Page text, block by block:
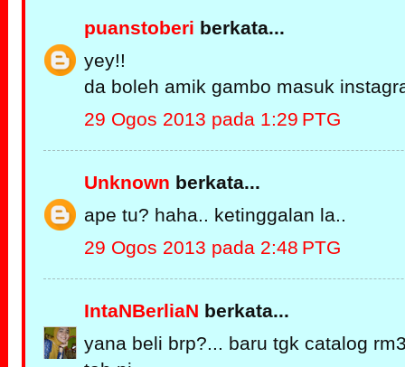
puanstoberi berkata...
yey!!
da boleh amik gambo masuk
29 Ogos 2013 pada 1:29 PTG
Unknown berkata...
ape tu? haha.. ketinggalan la..
29 Ogos 2013 pada 2:48 PTG
IntaNBerliaN berkata...
yana beli brp?... baru tgk catalog